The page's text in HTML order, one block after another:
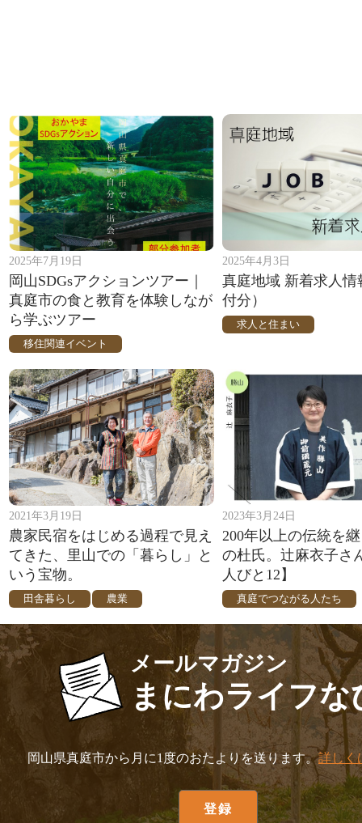
2025年7月19日
岡山SDGsアクションツアー｜
真庭市の食と教育を体験しなが
ら学ぶツアー
移住関連イベント
2025年4月3日
真庭地域 新着求人情
付分）
求人と住まい
2021年3月19日
農家民宿をはじめる過程で見え
てきた、里山での「暮らし」と
いう宝物。
田舎暮らし 農業
2023年3月24日
200年以上の伝統を
の杜氏。辻麻衣子さ
人びと12】
真庭でつながる人たち
メールマガジン
まにわライフな
岡山県真庭市から月に1度のおたよりを送ります。詳しく